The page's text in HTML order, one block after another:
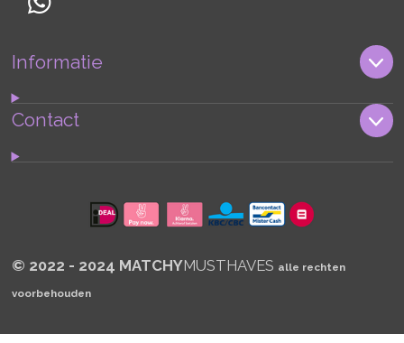
W
a
s
Informatie
Contact
© 2022 - 2024 MATCHYMUSTHAVES alle rechten
voorbehouden